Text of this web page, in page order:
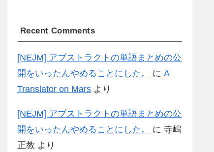
Recent Comments
[NEJM] アブストラクトの単語まとめの公
開をいったんやめることにした。
に A
Translator on Mars より
[NEJM] アブストラクトの単語まとめの公
開をいったんやめることにした。
に 寺嶋
正教 より